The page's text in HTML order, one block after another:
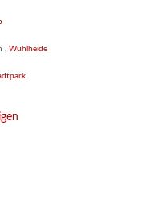
, Wuhlheide